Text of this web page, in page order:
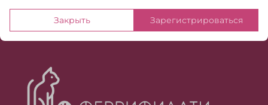
Закрыть Зарегистрироваться